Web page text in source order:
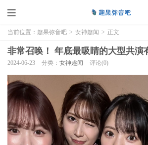
当前位置： 趣果弥音吧 > 女神趣闻 > 正文
非常召唤！ 年底最吸睛的大型共演
2024-06-23 分类： 女神趣闻 评论(0)